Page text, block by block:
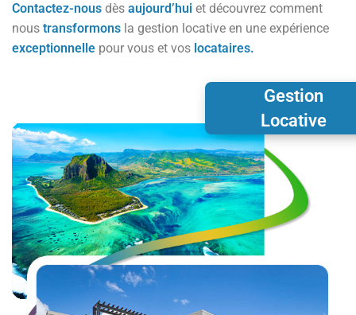
Contactez-nous dès aujourd’hui et découvrez comment
nous transformons la gestion locative en une expérience
exceptionnelle pour vous et vos locataires.
Gestion
Locative